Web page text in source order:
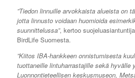
”Tiedon linnuille arvokkaista alueista on
jotta linnusto voidaan huomioida
suunnittelussa”, kertoo suojeluasiantuntija
BirdLife Suomesta.
”Kiitos IBA-hankkeen onnistumisesta
tuottaneille lintuharrastajille sekä hyvälle
Luonnontieteellisen keskusmuseon,